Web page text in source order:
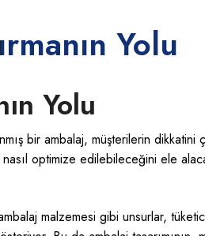
Yolu
Yolu
bir ambalaj, müşterilerin dikkatini
nasıl optimize edilebileceğini ele
malzemesi gibi unsurlar,